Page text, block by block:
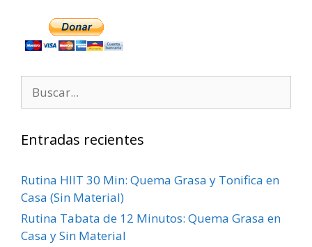
Entradas recientes
Rutina HIIT 30 Min: Quema Grasa y Tonifica en
Casa (Sin Material)
Rutina Tabata de 12 Minutos: Quema Grasa en
Casa y Sin Material